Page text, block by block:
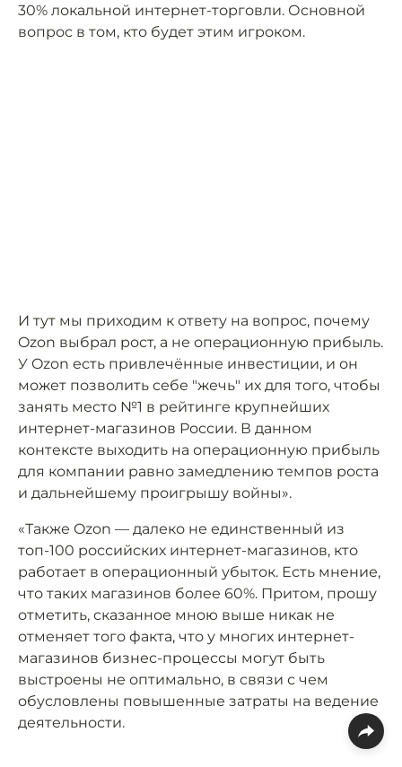
30% локальной интернет-торговли. Основной
вопрос в том, кто будет этим игроком.
И тут мы приходим к ответу на вопрос, почему
Ozon выбрал рост, а не операционную прибыль.
У Ozon есть привлечённые инвестиции, и он
может позволить себе "жечь" их для того, чтобы
занять место №1 в рейтинге крупнейших
интернет-магазинов России. В данном
контексте выходить на операционную прибыль
для компании равно замедлению темпов роста
и дальнейшему проигрышу войны».
«Также Ozon — далеко не единственный из
топ-100 российских интернет-магазинов, кто
работает в операционный убыток. Есть мнение,
что таких магазинов более 60%. Притом, прошу
отметить, сказанное мною выше никак не
отменяет того факта, что у многих интернет-
магазинов бизнес-процессы могут быть
выстроены не оптимально, в связи с чем
обусловлены повышенные затраты на ведение
деятельности.